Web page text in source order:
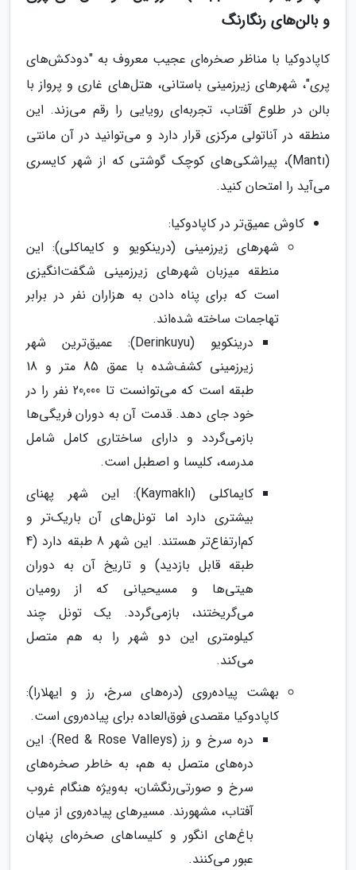
و بالن‌های رنگارنگ
کاپادوکیا با مناظر صخره‌ای عجیب معروف به "دودکش‌های
پری"، شهرهای زیرزمینی باستانی، هتل‌های غاری و پرواز با
بالن در طلوع آفتاب، تجربه‌ای رویایی را رقم می‌زند. این
منطقه در آناتولی مرکزی قرار دارد و می‌توانید در آن مانتی
(Mantı)، پیراشکی‌های کوچک گوشتی که از شهر کایسری
می‌آید را امتحان کنید.
کاوش عمیق‌تر در کاپادوکیا:
شهرهای زیرزمینی (درینکویو و کایماکلی): این
منطقه میزبان شهرهای زیرزمینی شگفت‌انگیزی
است که برای پناه دادن به هزاران نفر در برابر
تهاجمات ساخته شده‌اند.
درینکویو (Derinkuyu): عمیق‌ترین شهر
زیرزمینی کشف‌شده با عمق 85 متر و 18
طبقه است که می‌توانست تا 20,000 نفر را در
خود جای دهد. قدمت آن به دوران فریگی‌ها
بازمی‌گردد و دارای ساختاری کامل شامل
مدرسه، کلیسا و اصطبل است.
کایماکلی (Kaymaklı): این شهر پهنای
بیشتری دارد اما تونل‌های آن باریک‌تر و
کم‌ارتفاع‌تر هستند. این شهر 8 طبقه دارد (4
طبقه قابل بازدید) و تاریخ آن به دوران
هیتی‌ها و مسیحیانی که از رومیان
می‌گریختند، بازمی‌گردد. یک تونل چند
کیلومتری این دو شهر را به هم متصل
می‌کند.
بهشت پیاده‌روی (دره‌های سرخ، رز و ایهلارا):
کاپادوکیا مقصدی فوق‌العاده برای پیاده‌روی است.
دره سرخ و رز (Red & Rose Valleys): این
دره‌های متصل به هم، به خاطر صخره‌های
سرخ و صورتی‌رنگشان، به‌ویژه هنگام غروب
آفتاب، مشهورند. مسیرهای پیاده‌روی از میان
باغ‌های انگور و کلیساهای صخره‌ای پنهان
عبور می‌کنند.